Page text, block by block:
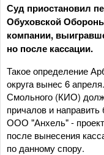
Суд приостановил
Обуховской
компании,
но после кассации.
Такое определение
округа вынес 6
Смольного (КИО)
причалов и
ООО "Анхель" - проект
после вынесения
по данному спору.